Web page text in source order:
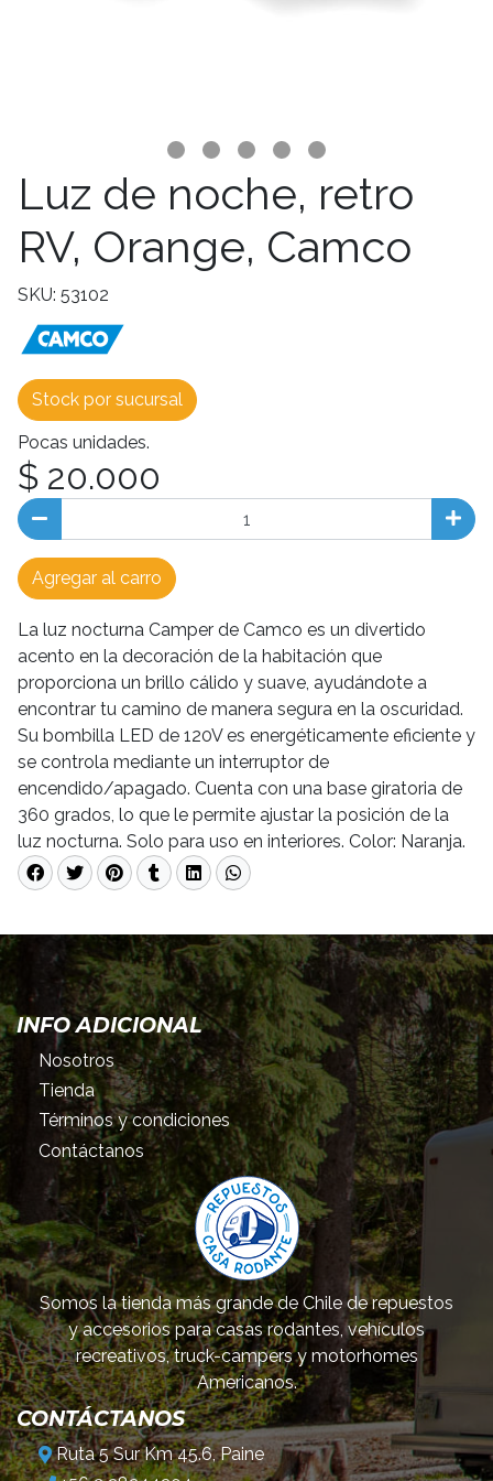
Luz de noche, retro
RV, Orange, Camco
SKU: 53102
Stock por sucursal
Pocas unidades.
$ 20.000
Agregar al carro
La luz nocturna Camper de Camco es un divertido
acento en la decoración de la habitación que
proporciona un brillo cálido y suave, ayudándote a
encontrar tu camino de manera segura en la oscuridad.
Su bombilla LED de 120V es energéticamente eficiente y
se controla mediante un interruptor de
encendido/apagado. Cuenta con una base giratoria de
360 grados, lo que le permite ajustar la posición de la
luz nocturna. Solo para uso en interiores. Color: Naranja.
INFO ADICIONAL
Nosotros
Tienda
Términos y condiciones
Contáctanos
Somos la tienda más grande de Chile de repuestos
y accesorios para casas rodantes, vehículos
recreativos, truck-campers y motorhomes
Americanos.
CONTÁCTANOS
Ruta 5 Sur Km 45.6, Paine